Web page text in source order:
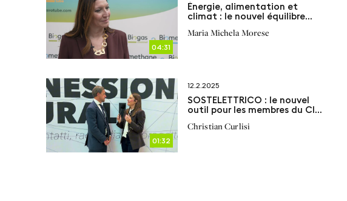
04:31
Énergie, alimentation et
climat : le nouvel équilibre
Maria Michela Morese
01:32
12.2.2025
SOSTELETTRICO : le nouvel
outil pour les membres du CIB
de votre installation de
Christian Curlisi